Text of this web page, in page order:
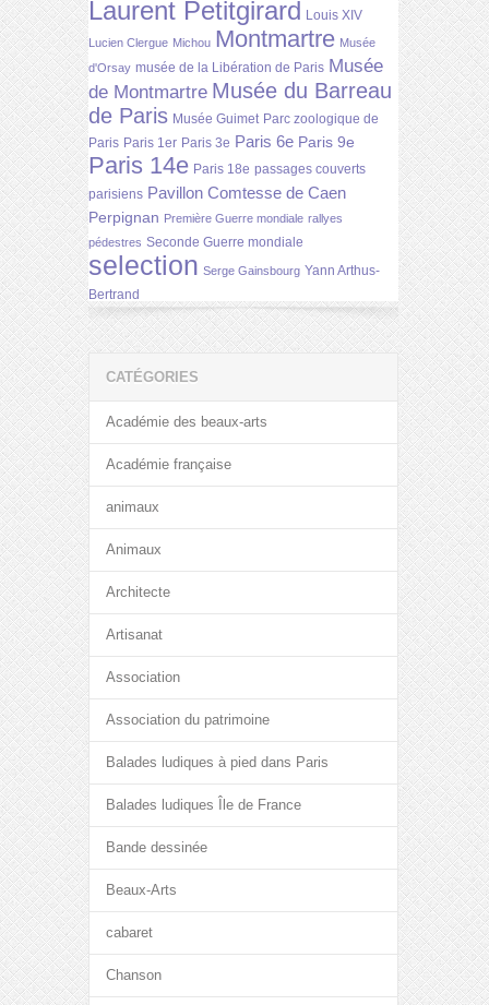
Laurent Petitgirard Louis XIV
Lucien Clergue Michou Montmartre Musée
d'Orsay musée de la Libération de Paris Musée
de Montmartre Musée du Barreau
de Paris Musée Guimet Parc zoologique de
Paris Paris 1er Paris 3e Paris 6e Paris 9e
Paris 14e Paris 18e passages couverts
parisiens Pavillon Comtesse de Caen
Perpignan Première Guerre mondiale rallyes
pédestres Seconde Guerre mondiale
selection Serge Gainsbourg Yann Arthus-
Bertrand
CATÉGORIES
Académie des beaux-arts
Académie française
animaux
Animaux
Architecte
Artisanat
Association
Association du patrimoine
Balades ludiques à pied dans Paris
Balades ludiques Île de France
Bande dessinée
Beaux-Arts
cabaret
Chanson